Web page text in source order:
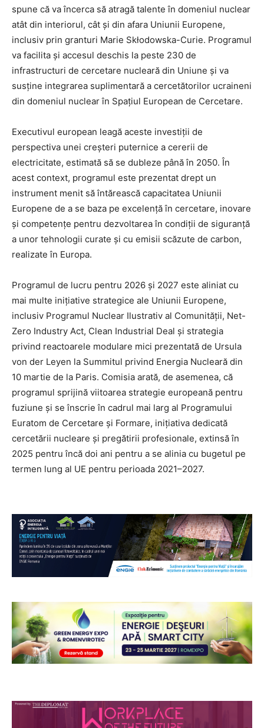
spune că va încerca să atragă talente în domeniul nuclear
atât din interiorul, cât și din afara Uniunii Europene,
inclusiv prin granturi Marie Skłodowska-Curie. Programul
va facilita și accesul deschis la peste 230 de
infrastructuri de cercetare nucleară din Uniune și va
susține integrarea suplimentară a cercetătorilor ucraineni
din domeniul nuclear în Spațiul European de Cercetare.
Executivul european leagă aceste investiții de
perspectiva unei creșteri puternice a cererii de
electricitate, estimată să se dubleze până în 2050. În
acest context, programul este prezentat drept un
instrument menit să întărească capacitatea Uniunii
Europene de a se baza pe excelență în cercetare, inovare
și competențe pentru dezvoltarea în condiții de siguranță
a unor tehnologii curate și cu emisii scăzute de carbon,
realizate în Europa.
Programul de lucru pentru 2026 și 2027 este aliniat cu
mai multe inițiative strategice ale Uniunii Europene,
inclusiv Programul Nuclear Ilustrativ al Comunității, Net-
Zero Industry Act, Clean Industrial Deal și strategia
privind reactoarele modulare mici prezentată de Ursula
von der Leyen la Summitul privind Energia Nucleară din
10 martie de la Paris. Comisia arată, de asemenea, că
programul sprijină viitoarea strategie europeană pentru
fuziune și se înscrie în cadrul mai larg al Programului
Euratom de Cercetare și Formare, inițiativa dedicată
cercetării nucleare și pregătirii profesionale, extinsă în
2025 pentru încă doi ani pentru a se alinia cu bugetul pe
termen lung al UE pentru perioada 2021–2027.